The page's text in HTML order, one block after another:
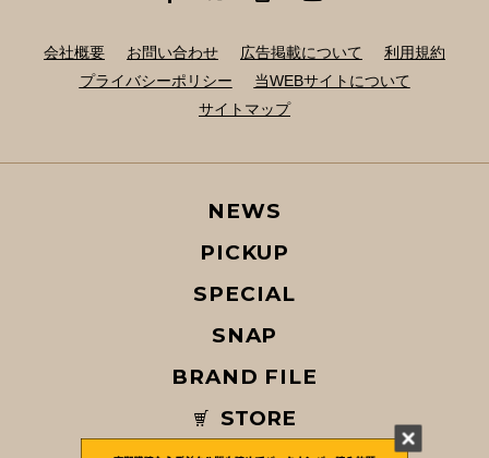
会社概要 お問い合わせ 広告掲載について
利用規約
プライバシーポリシー
当WEBサイトについて
サイトマップ
NEWS
PICKUP
SPECIAL
SNAP
BRAND FILE
STORE